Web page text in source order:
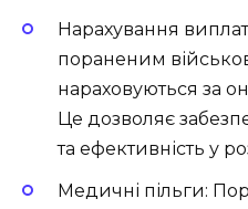
Нарахування
пораненим
нараховуються за
Це дозволяє
та ефективність у
Медичні пільги: